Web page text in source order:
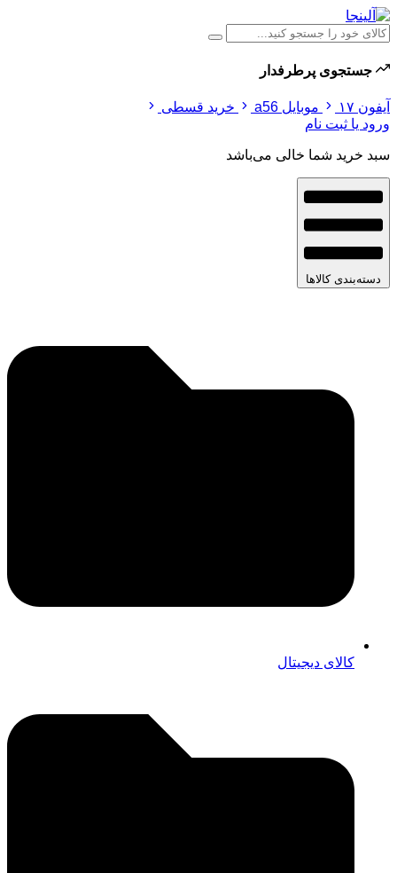
جستجوی پرطرفدار
آیفون ۱۷ موبایل a56
خرید قسطی
ورود یا ثبت نام
سبد خرید شما خالی می‌باشد
دسته‌بندی کالاها
کالای دیجیتال